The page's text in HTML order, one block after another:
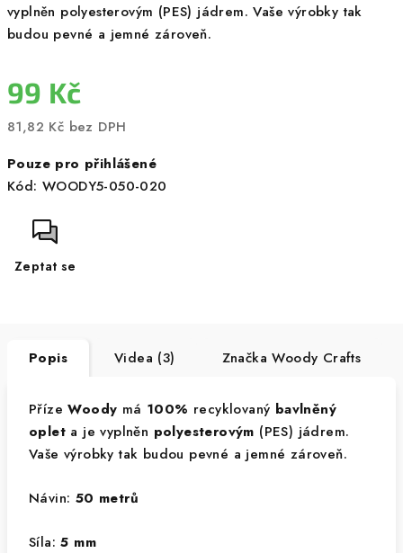
vyplněn polyesterovým (PES) jádrem. Vaše výrobky tak
budou pevné a jemné zároveň.
99 Kč
81,82 Kč bez DPH
cena:
Pouze pro přihlášené
Kód: WOODY5-050-020
Zeptat se
Popis Videa (3) Značka Woody Crafts
PřízeWoody má 100% recyklovaný bavlněný
oplet a je vyplněn polyesterovým (PES) jádrem.
Vaše výrobky tak budou pevné a jemné zároveň.
Návin: 50 metrů
Síla:5 mm